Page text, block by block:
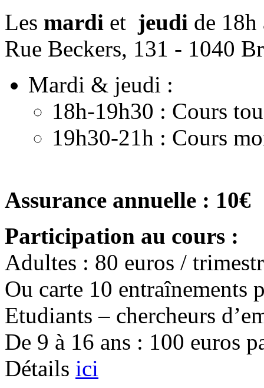
Les mardi et jeudi de
Rue Beckers, 131 - 1040
Mardi & jeudi :
18h-19h30 : Cours
19h30-21h : Cours
Assurance annuelle : 10€
Participation au cours :
Adultes : 80 euros /
Ou carte 10 entraînements
Etudiants – chercheurs
De 9 à 16 ans : 100 euros
Détails ici